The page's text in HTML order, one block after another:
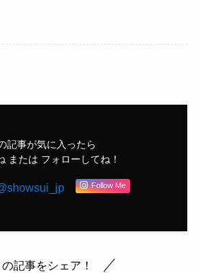
記事が気に入ったら
または フォローしてね！
Follow Me
の記事をシェア！